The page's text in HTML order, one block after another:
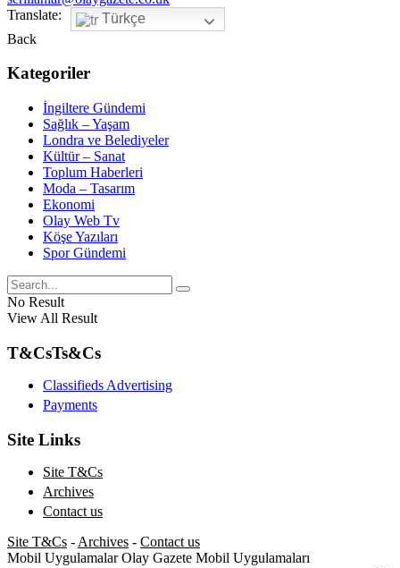
Translate:
Türkçe
Back
Kategoriler
İngiltere Gündemi
Sağlık – Yaşam
Londra ve Belediyeler
Kültür – Sanat
Toplum Haberleri
Moda – Tasarım
Ekonomi
Olay Web Tv
Köşe Yazıları
Spor Gündemi
No Result
View All Result
T&CsTs&Cs
Classifieds Advertising
Payments
Site Links
Site T&Cs
Archives
Contact us
Site T&Cs - Archives - Contact us
Mobil Uygulamalar Olay Gazete Mobil Uygulamaları